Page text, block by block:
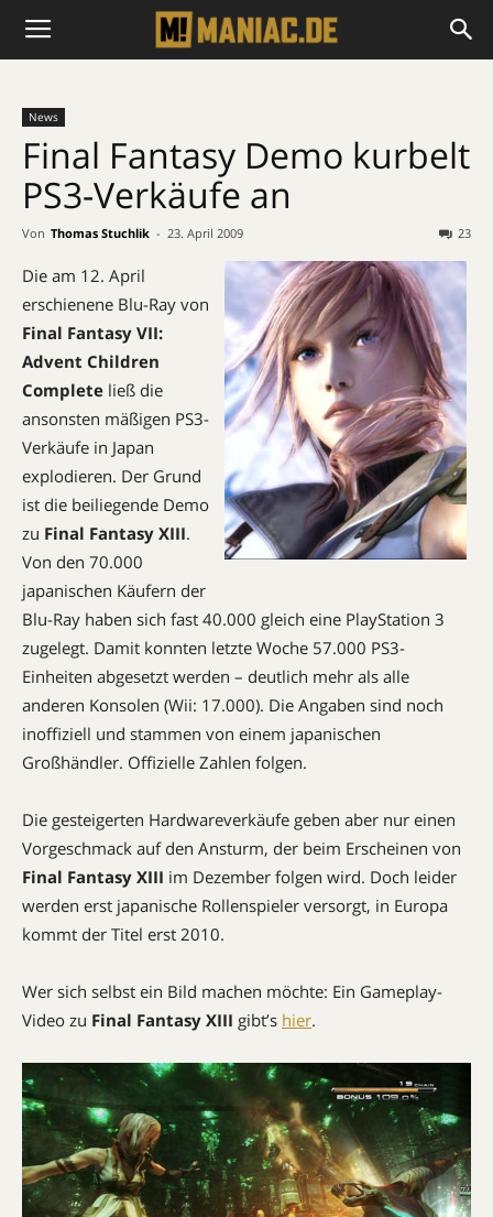
News
Final Fantasy Demo kurbelt
PS3-Verkäufe an
Von Thomas Stuchlik - 23. April 2009 23
Die am 12. April
erschienene Blu-Ray von
Final Fantasy VII:
Advent Children
Complete ließ die
ansonsten mäßigen PS3-
Verkäufe in Japan
explodieren. Der Grund
ist die beiliegende Demo
zu Final Fantasy XIII.
Von den 70.000
japanischen Käufern der
Blu-Ray haben sich fast 40.000 gleich eine PlayStation 3
zugelegt. Damit konnten letzte Woche 57.000 PS3-
Einheiten abgesetzt werden – deutlich mehr als alle
anderen Konsolen (Wii: 17.000). Die Angaben sind noch
inoffiziell und stammen von einem japanischen
Großhändler. Offizielle Zahlen folgen.
Die gesteigerten Hardwareverkäufe geben aber nur einen
Vorgeschmack auf den Ansturm, der beim Erscheinen von
Final Fantasy XIII im Dezember folgen wird. Doch leider
werden erst japanische Rollenspieler versorgt, in Europa
kommt der Titel erst 2010.
Wer sich selbst ein Bild machen möchte: Ein Gameplay-
Video zu Final Fantasy XIII gibt’s hier.